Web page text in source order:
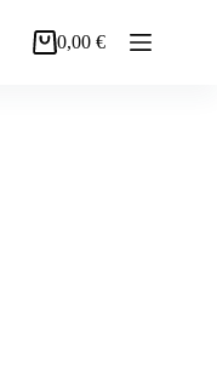
Warenkorb
0,00€